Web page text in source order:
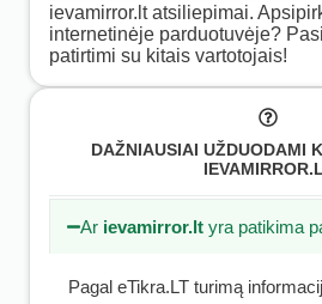
ievamirror.lt atsiliepimai.
internetinėje parduotuvėje?
patirtimi su kitais vartotojais!
DAŽNIAUSIAI UŽDUODAMI
Ar ievamirror.lt yra patikima
Pagal eTikra.LT turimą